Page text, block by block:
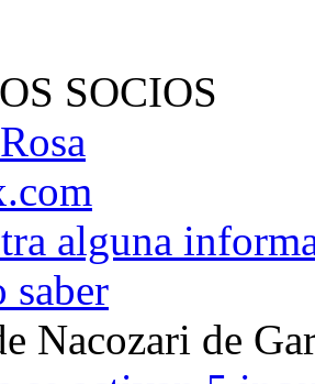
SOCIOS
alguna
saber
Nacozari de